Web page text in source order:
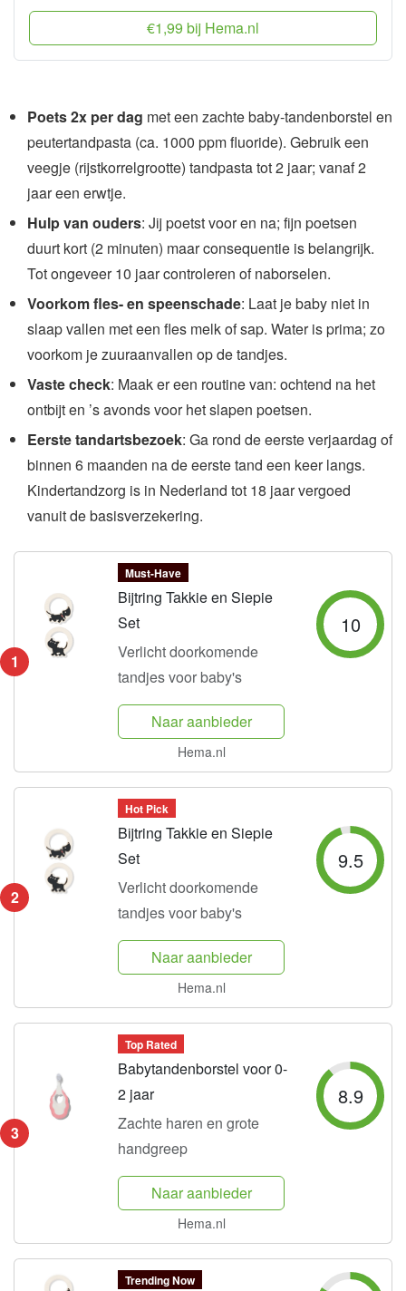
€1,99 bij Hema.nl
Poets 2x per dag met een zachte baby-tandenborstel en
peutertandpasta (ca. 1000 ppm fluoride). Gebruik een
veegje (rijstkorrelgrootte) tandpasta tot 2 jaar; vanaf 2
jaar een erwtje.
Hulp van ouders: Jij poetst voor en na; fijn poetsen
duurt kort (2 minuten) maar consequentie is belangrijk.
Tot ongeveer 10 jaar controleren of naborselen.
Voorkom fles- en speenschade: Laat je baby niet in
slaap vallen met een fles melk of sap. Water is prima; zo
voorkom je zuuraanvallen op de tandjes.
Vaste check: Maak er een routine van: ochtend na het
ontbijt en ’s avonds voor het slapen poetsen.
Eerste tandartsbezoek: Ga rond de eerste verjaardag of
binnen 6 maanden na de eerste tand een keer langs.
Kindertandzorg is in Nederland tot 18 jaar vergoed
vanuit de basisverzekering.
1
Must-Have
Bijtring Takkie en Siepie
Set
Verlicht doorkomende
tandjes voor baby's
10
Naar aanbieder
Hema.nl
2
Hot Pick
Bijtring Takkie en Siepie
Set
Verlicht doorkomende
tandjes voor baby's
9.5
Naar aanbieder
Hema.nl
3
Top Rated
Babytandenborstel voor 0-
2 jaar
Zachte haren en grote
handgreep
8.9
Naar aanbieder
Hema.nl
Trending Now